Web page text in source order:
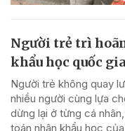
Người trẻ trì
khẩu học quốc gia
Người trẻ không quay
nhiều người cùng lựa
dừng lại ở từng cá
toán nhân khẩu học